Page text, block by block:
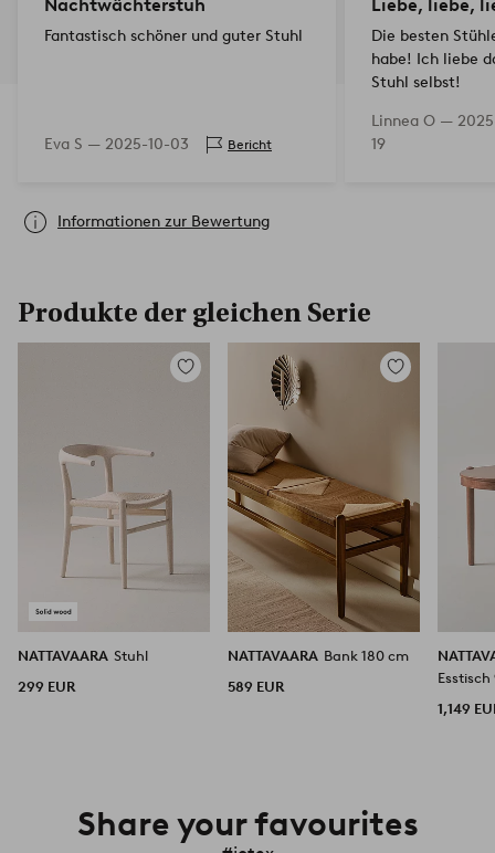
Nachtwächterstuh
Fantastisch schöner und guter Stuhl
Eva S — 2025-10-03 Bericht
Liebe, liebe,
Die besten
habe! Ich liebe
Stuhl selbst!
Linnea O —
19
Informationen zur Bewertung
Produkte der gleichen Serie
Zu
NATTAVAARA Stuhl
299 EUR
Zu
NATTAVAARA
Bank 180 cm
589 EUR
1,149
Share your favourites